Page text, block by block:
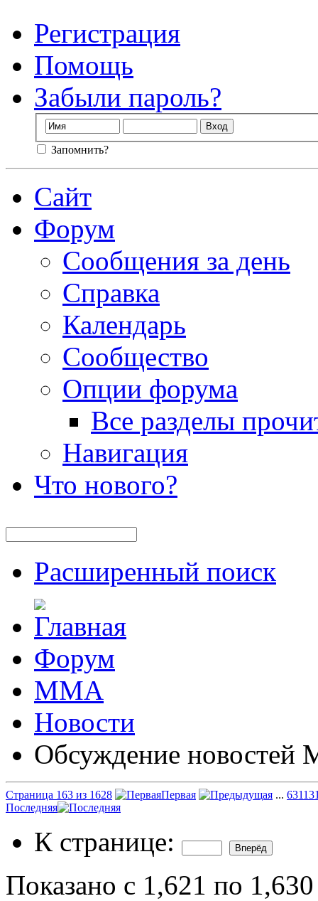
Регистрация
Помощь
Забыли пароль?
Запомнить?
Сайт
Форум
Сообщения за день
Справка
Календарь
Сообщество
Опции форума
Все разделы
Навигация
Что нового?
Расширенный поиск
Форум
ММА
Новости
Обсуждение
Страница 163 из 1628 Первая ... 63113
Последняя
К странице:
Показано с 1,621 по